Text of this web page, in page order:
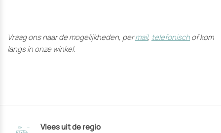
Vraag ons naar de mogelijkheden, permail, telefonischof kom
langs in onze winkel.
Vlees uit de regio